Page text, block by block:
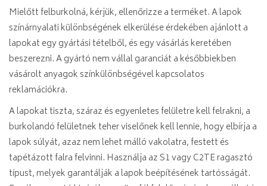
Mielőtt felburkolná, kérjük, ellenőrizze a terméket. A lapok
színárnyalati különbségének elkerülése érdekében ajánlott a
lapokat egy gyártási tételből, és egy vásárlás keretében
beszerezni. A gyártó nem vállal garanciát a későbbiekben
vásárolt anyagok színkülönbségével kapcsolatos
reklamációkra.
A lapokat tiszta, száraz és egyenletes felületre kell felrakni, a
burkolandó felületnek teher viselőnek kell lennie, hogy elbírja a
lapok súlyát, azaz nem lehet málló vakolatra, festett és
tapétázott falra felvinni. Használja az S1 vagy C2TE ragasztó
típust, melyek garantálják a lapok beépítésének tartósságát.